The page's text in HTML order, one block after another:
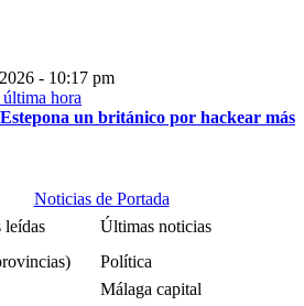
- 10:17 pm
un británico por hackear más
Noticias de Portada
leídas
Últimas noticias
Política
Málaga capital